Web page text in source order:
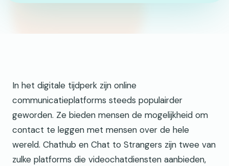
In het digitale tijdperk zijn online
communicatieplatforms steeds populairder
geworden. Ze bieden mensen de mogelijkheid om
contact te leggen met mensen over de hele
wereld. Chathub en Chat to Strangers zijn twee van
zulke platforms die videochatdiensten aanbieden,